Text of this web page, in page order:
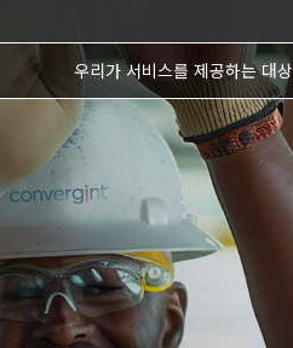
우리가 서비스를 제공하는 대상